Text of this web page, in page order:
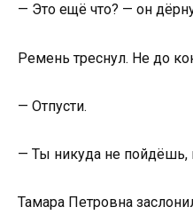
— Это ещё что? — он
Ремень треснул. Не до
— Отпусти.
— Ты никуда не пойдёшь,
Тамара Петровна